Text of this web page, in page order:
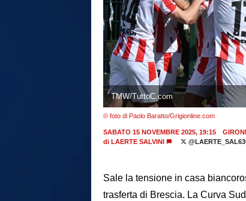
TMW/TuttoC.com
© foto di Paolo Baratto/Grigionline.com
SABATO 15 NOVEMBRE 2025, 19:15
di LAERTE SALVINI
Sale la tensione in casa
trasferta di Brescia. La Curva